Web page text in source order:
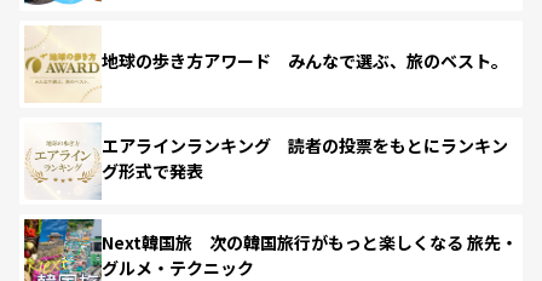
地球の歩き方アワード みんなで選ぶ、旅のベスト。
エアラインランキング 読者の投票をもとにランキン
グ形式で発表
Next韓国旅 次の韓国旅行がもっと楽しくなる 旅先・
グルメ・テクニック